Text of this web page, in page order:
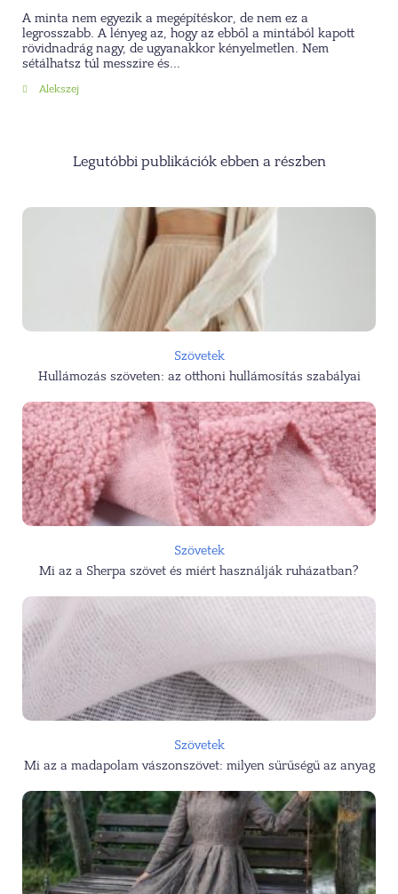
A minta nem egyezik a megépítéskor, de nem ez a
legrosszabb. A lényeg az, hogy az ebből a mintából kapott
rövidnadrág nagy, de ugyanakkor kényelmetlen. Nem
sétálhatsz túl messzire és...
Alekszej
Legutóbbi publikációk ebben a részben
Szövetek
Hullámozás szöveten: az otthoni hullámosítás szabályai
Szövetek
Mi az a Sherpa szövet és miért használják ruházatban?
Szövetek
Mi az a madapolam vászonszövet: milyen sűrűségű az anyag